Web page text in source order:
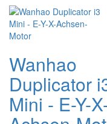
Wanhao
Duplicator
Mini - E-Y-